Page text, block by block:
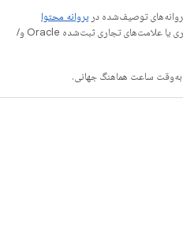
توصیف‌شده در پروانه محتوا
هستند. جاوا و OpenJDK علامت‌های تجاری یا علامت‌های تجاری ثبت‌شده Oracle و/